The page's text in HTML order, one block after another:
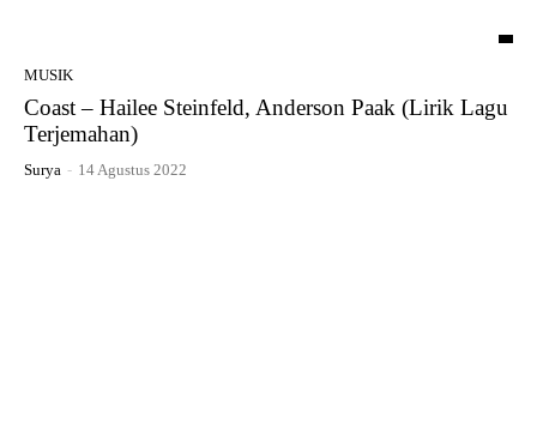
MUSIK
Coast – Hailee Steinfeld, Anderson Paak (Lirik Lagu
Terjemahan)
Surya - 14 Agustus 2022